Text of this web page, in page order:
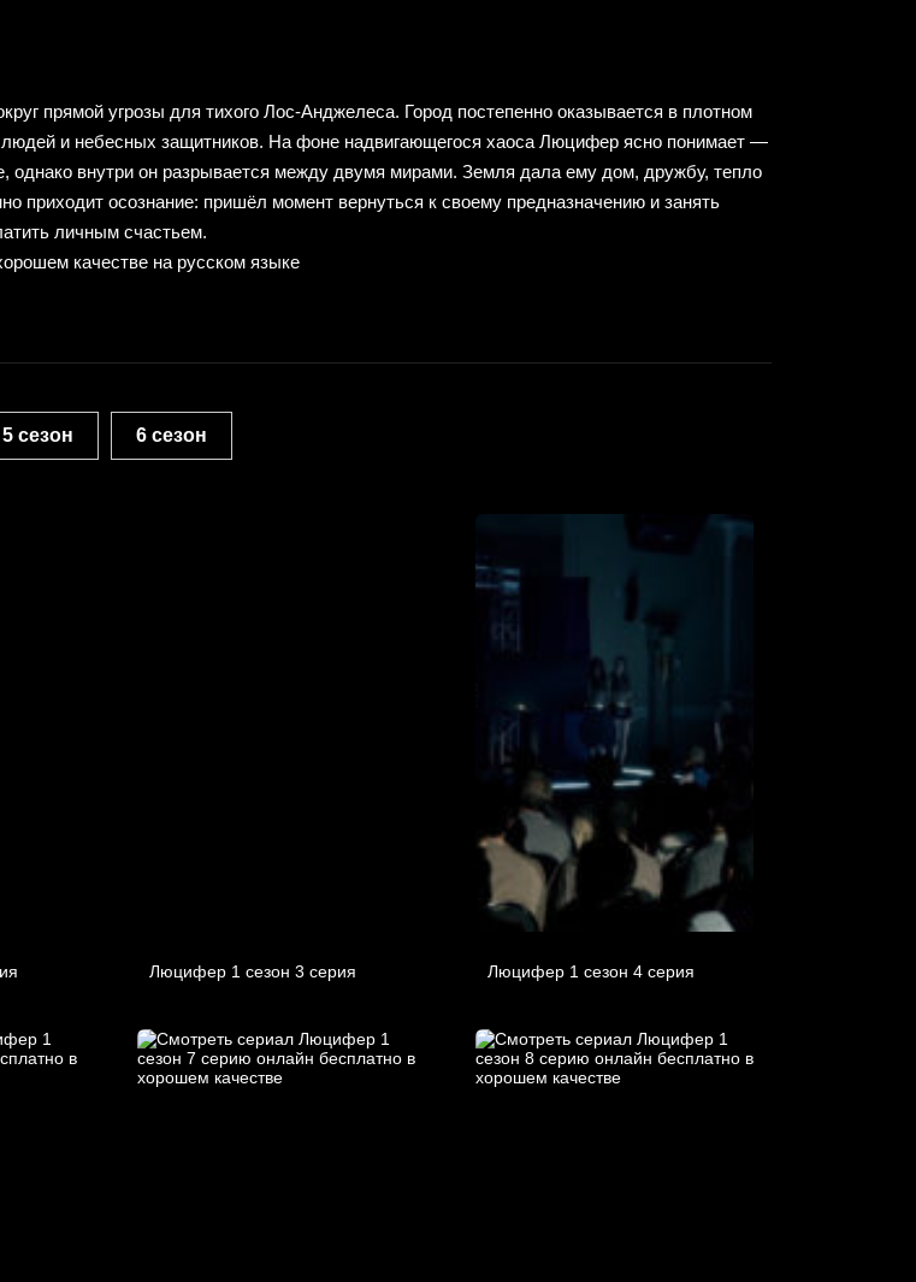
прямой угрозы для тихого Лос-Анджелеса. Город постепенно оказывается в плотном
людей и небесных защитников. На фоне надвигающегося хаоса Люцифер ясно понимает —
внутри он разрывается между двумя мирами. Земля дала ему дом, дружбу, тепло
приходит осознание: пришёл момент вернуться к своему предназначению и занять
личным счастьем.
качестве на русском языке
5 сезон 6 сезон
Люцифер 1 cезон 3 cерия Люцифер 1 cезон 4 cерия